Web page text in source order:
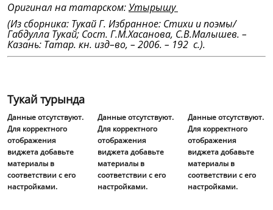
Оригинал на татарском:Утырышу
(Из сборника: Тукай Г. Избранное: Стихи и поэмы/
Габдулла Тукай; Сост. Г.М.Хасанова, С.В.Малышев. –
Казань: Татар. кн. изд–во, – 2006. – 192 с.).
Тукай турында
Данные отсутствуют.
Для корректного
отображения
виджета добавьте
материалы в
соответствии с его
настройками.
Данные отсутствуют.
Для корректного
отображения
виджета добавьте
материалы в
соответствии с его
настройками.
Данные отсутствуют.
Для корректного
отображения
виджета добавьте
материалы в
соответствии с его
настройками.